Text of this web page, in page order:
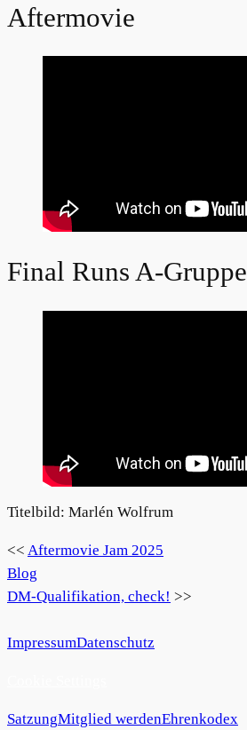
Aftermovie
Final Runs A-Gruppe
Titelbild: Marlén Wolfrum
<< Aftermovie Jam 2025
Blog
DM-Qualifikation, check! >>
ImpressumDatenschutz
SatzungMitglied werdenEhrenkodex